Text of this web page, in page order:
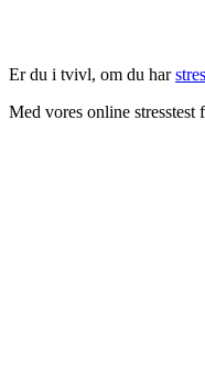
Er du i tvivl, om du har
Med vores online